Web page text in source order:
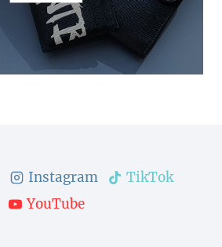
Instagram
TikTok
YouTube